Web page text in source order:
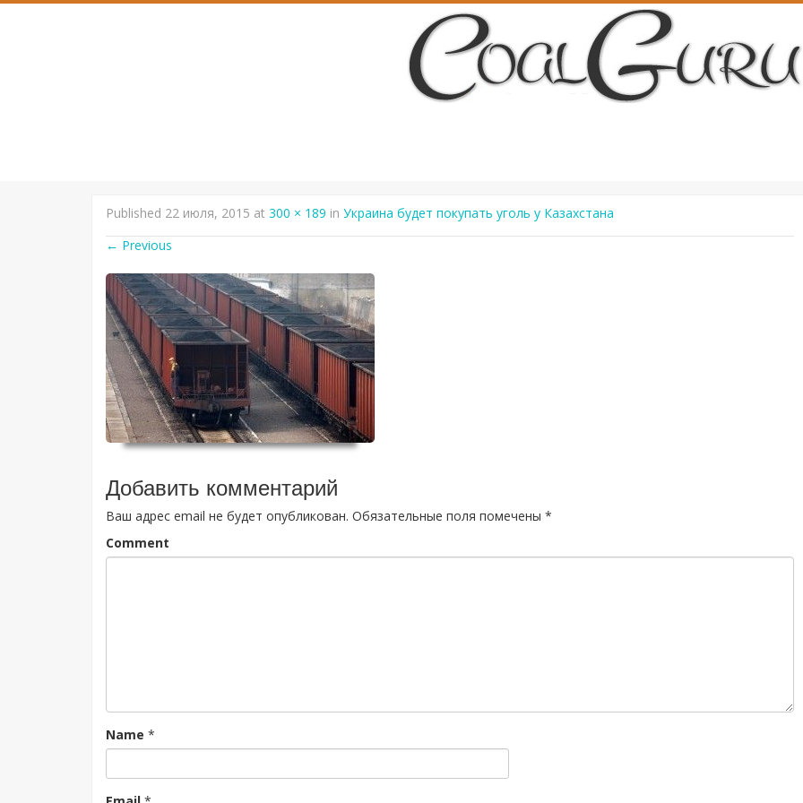
Published 22 июля, 2015 at 300 × 189 in Украина будет покупать уголь у Казахстана
← Previous
Добавить комментарий
Ваш адрес email не будет опубликован. Обязательные поля помечены *
Comment
Name *